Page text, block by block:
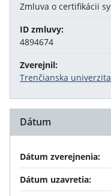
Zmluva o certifikácii
ID zmluvy:
4894674
Zverejnil:
Trenčianska
Dátum
Dátum zverejnenia:
Dátum uzavretia: